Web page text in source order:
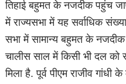
तिहाई बहुमत के नजदीक पहुंच
में राज्यसभा में यह सर्वाधिक
सभा में सामान्य बहुमत के
चालीस साल में किसी भी दल को
मिला है. पूर्व पीएम राजीव